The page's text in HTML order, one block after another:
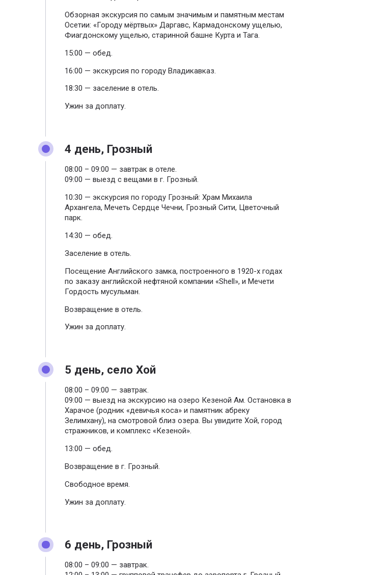
Обзорная экскурсия по самым значимым и памятным местам
Осетии: «Городу мёртвых» Даргавс, Кармадонскому ущелью,
Фиагдонскому ущелью, старинной башне Курта и Тага.
15:00 — обед.
16:00 — экскурсия по городу Владикавказ.
18:30 — заселение в отель.
Ужин за доплату.
4 день, Грозный
08:00 – 09:00 — завтрак в отеле.
09:00 — выезд с вещами в г. Грозный.
10:30 — экскурсия по городу Грозный: Храм Михаила
Архангела, Мечеть Сердце Чечни, Грозный Сити, Цветочный
парк.
14:30 — обед.
Заселение в отель.
Посещение Английского замка, построенного в 1920-х годах
по заказу английской нефтяной компании «Shell», и Мечети
Гордость мусульман.
Возвращение в отель.
Ужин за доплату.
5 день, село Хой
08:00 – 09:00 — завтрак.
09:00 — выезд на экскурсию на озеро Кезеной Ам. Остановка в
Харачое (родник «девичья коса» и памятник абреку
Зелимхану), на смотровой близ озера. Вы увидите Хой, город
стражников, и комплекс «Кезеной».
13:00 — обед.
Возвращение в г. Грозный.
Свободное время.
Ужин за доплату.
6 день, Грозный
08:00 – 09:00 — завтрак.